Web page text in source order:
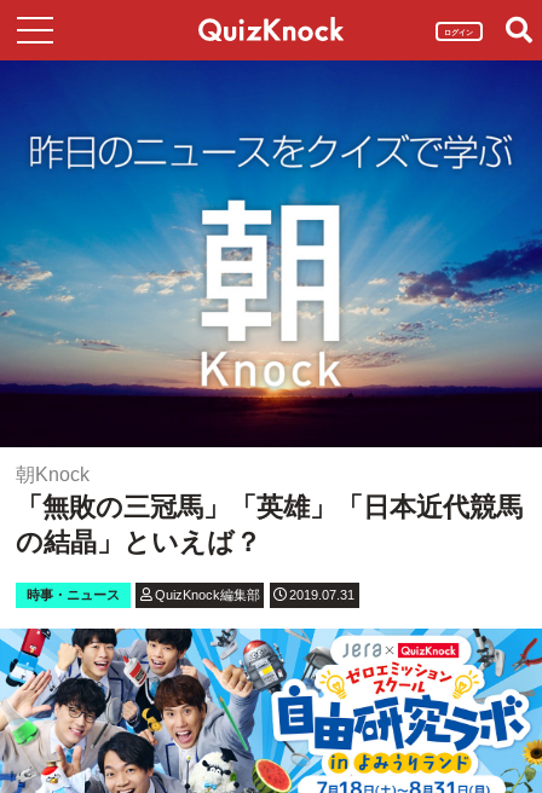
ログイン
朝Knock
「無敗の三冠馬」「英雄」「日本近代競馬
の結晶」といえば？
時事・ニュース QuizKnock編集部 2019.07.31